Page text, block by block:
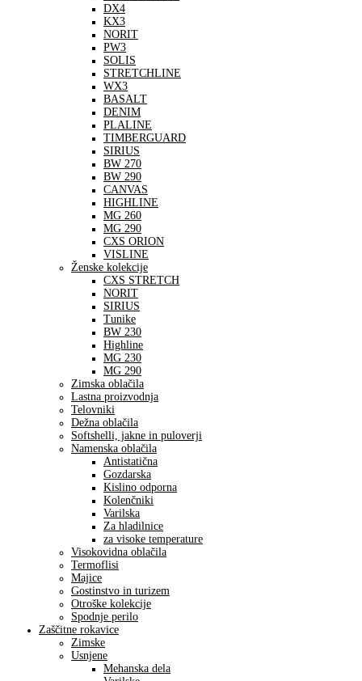
DX4
KX3
NORIT
PW3
SOLIS
STRETCHLINE
WX3
BASALT
DENIM
PLALINE
TIMBERGUARD
SIRIUS
BW 270
BW 290
CANVAS
HIGHLINE
MG 260
MG 290
CXS ORION
VISLINE
Ženske kolekcije
CXS STRETCH
NORIT
SIRIUS
Tunike
BW 230
Highline
MG 230
MG 290
Zimska oblačila
Lastna proizvodnja
Telovniki
Dežna oblačila
Softshelli, jakne in puloverji
Namenska oblačila
Antistatična
Gozdarska
Kislino odporna
Kolenčniki
Varilska
Za hladilnice
za visoke temperature
Visokovidna oblačila
Termoflisi
Majice
Gostinstvo in turizem
Otroške kolekcije
Spodnje perilo
Zaščitne rokavice
Zimske
Usnjene
Mehanska dela